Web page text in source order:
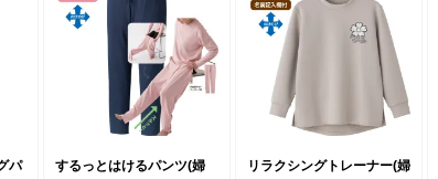
パ
するっとはけるパンツ(婦
リラクシングトレーナー(婦